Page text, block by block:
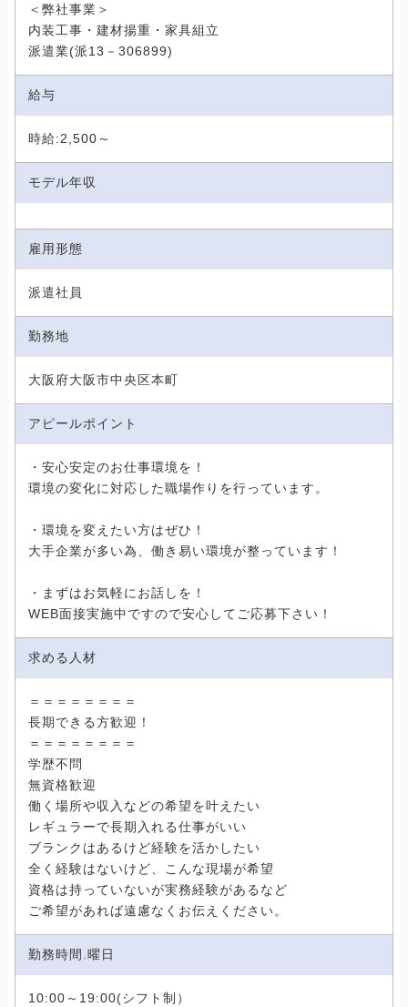
＜弊社事業＞
内装工事・建材揚重・家具組立
派遣業(派13－306899)
給与
時給:2,500～
モデル年収
雇用形態
派遣社員
勤務地
大阪府大阪市中央区本町
アピールポイント
・安心安定のお仕事環境を！
環境の変化に対応した職場作りを行っています。
・環境を変えたい方はぜひ！
大手企業が多い為、働き易い環境が整っています！
・まずはお気軽にお話しを！
WEB面接実施中ですので安心してご応募下さい！
求める人材
＝＝＝＝＝＝＝＝
長期できる方歓迎！
＝＝＝＝＝＝＝＝
学歴不問
無資格歓迎
働く場所や収入などの希望を叶えたい
レギュラーで長期入れる仕事がいい
ブランクはあるけど経験を活かしたい
全く経験はないけど、こんな現場が希望
資格は持っていないが実務経験があるなど
ご希望があれば遠慮なくお伝えください。
勤務時間.曜日
10:00～19:00(シフト制）